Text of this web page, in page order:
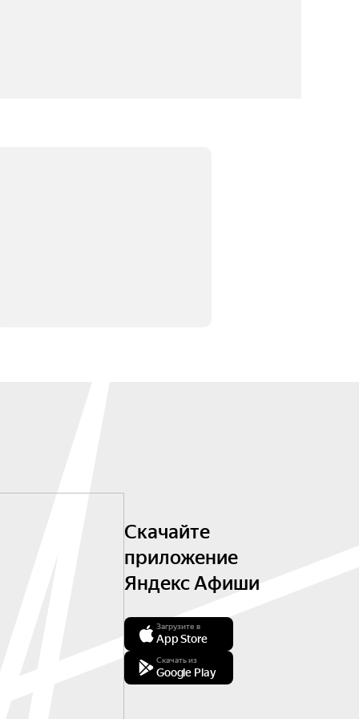
Скачайте
приложение
Яндекс Афиши
Загрузите в
App Store
Скачать из
Google Play